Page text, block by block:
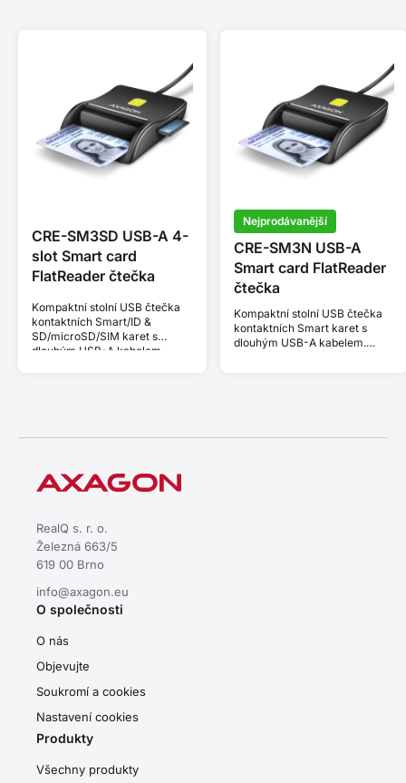
CRE-SM3SD USB-A 4-
slot Smart card
FlatReader čtečka
Kompaktní stolní USB čtečka
kontaktních Smart/ID &
SD/microSD/SIM karet s
dlouhým USB-A kabelem.
Nejprodávanější
CRE-SM3N USB-A
Smart card FlatReader
čtečka
Kompaktní stolní USB čtečka
kontaktních Smart karet s
dlouhým USB-A kabelem.
RealQ s. r. o.
Železná 663/5
619 00 Brno
info@axagon.eu
O společnosti
O nás
Objevujte
Soukromí a cookies
Nastavení cookies
Produkty
Všechny produkty